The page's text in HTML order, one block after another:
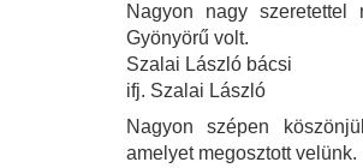
Nagyon nagy
Gyönyörű volt.
Szalai László bácsi
ifj. Szalai László
Nagyon szépen
amelyet megosztott velünk.